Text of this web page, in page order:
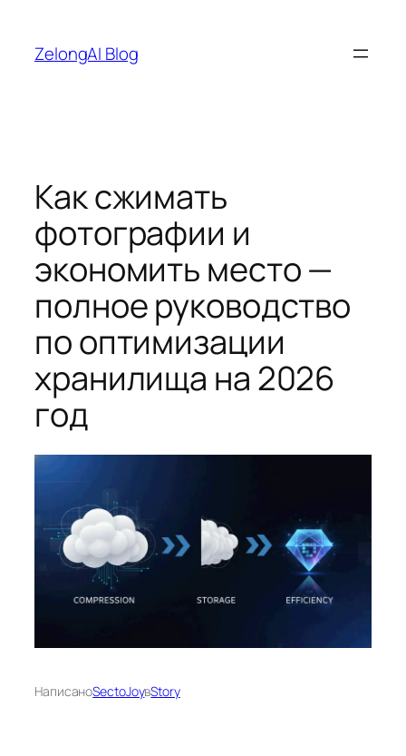
содержимому
ZelongAI Blog
Как сжимать
фотографии и
экономить место —
полное руководство
по оптимизации
хранилища на 2026
год
НаписаноSectoJoyвStory